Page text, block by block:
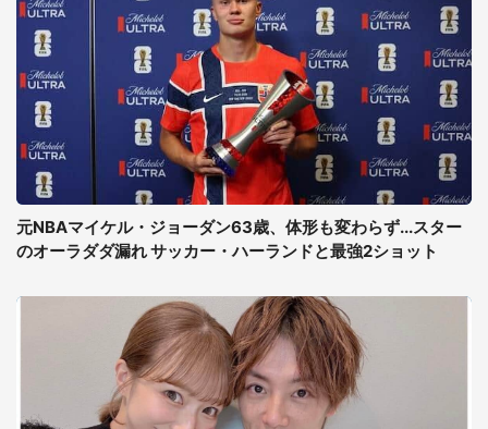
元NBAマイケル・ジョーダン63歳、体形も変わらず...スター
のオーラダダ漏れ サッカー・ハーランドと最強2ショット